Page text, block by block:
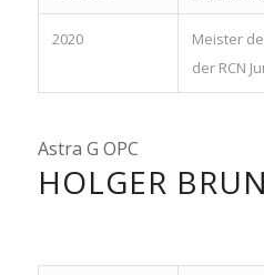
2020
Meister
der RCN
Astra G OPC
HOLGER